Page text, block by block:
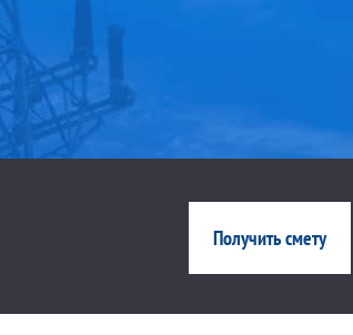
Получить смету